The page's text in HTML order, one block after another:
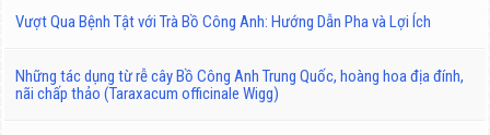
Vượt Qua Bệnh Tật với Trà Bồ Công Anh: Hướng Dẫn Pha và Lợi Ích
Những tác dụng từ rễ cây Bồ Công Anh Trung Quốc, hoàng hoa địa đính,
nãi chấp thảo (Taraxacum officinale Wigg)